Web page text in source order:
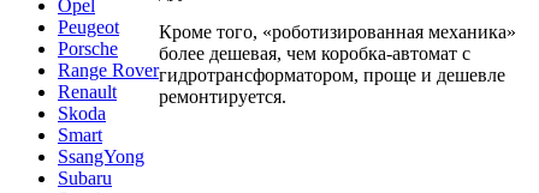
Opel
Peugeot
Porsche
Range Rover
Renault
Skoda
Smart
SsangYong
Subaru
Кроме того, «роботизированная механика»
более дешевая, чем коробка-автомат с
гидротрансформатором, проще и дешевле
ремонтируется.